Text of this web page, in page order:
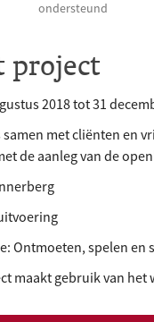
ondersteund
project
2018 tot 31
samen met cliënten en
de aanleg van de
Ontmoeten, spelen en
maakt gebruik van het